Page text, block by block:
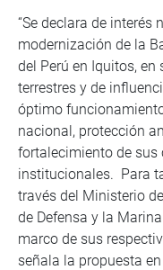
“Se declara de interés
modernización de la
del Perú en Iquitos,
terrestres y de
óptimo
nacional, protección
fortalecimiento de sus
institucionales. Para
través del Ministerio
de Defensa y la
marco de sus
señala la propuesta